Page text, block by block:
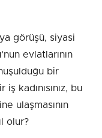
görüşü, siyasi
evlatlarının
bir
kadınısınız, bu
ulaşmasının
olur?